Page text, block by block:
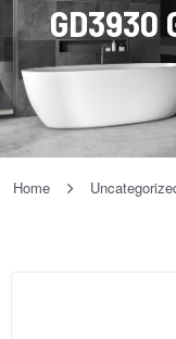
GD3930
Home